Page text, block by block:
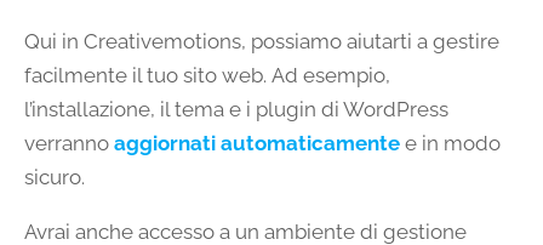
Qui in Creativemotions, possiamo aiutarti a gestire
facilmente il tuo sito web. Ad esempio,
l’installazione, il tema e i plugin di WordPress
verranno aggiornati automaticamente e in modo
sicuro.
Avrai anche accesso a un ambiente di gestione